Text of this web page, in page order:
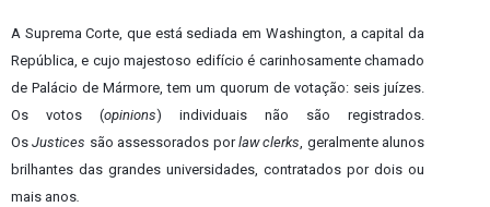
A Suprema Corte, que está sediada em Washington, a capital da
República, e cujo majestoso edifício é carinhosamente chamado
de Palácio de Mármore, tem um quorum de votação: seis juízes.
Os votos (opinions) individuais não são registrados.
OsJustices são assessorados porlaw clerks, geralmente alunos
brilhantes das grandes universidades, contratados por dois ou
mais anos.